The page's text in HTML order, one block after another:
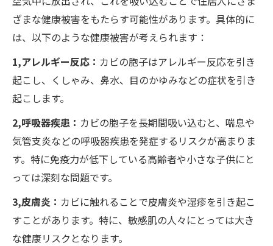
ざまな健康被害をもたらす可能性があります。具体的に
は、以下のような健康被害が考えられます：
1,アレルギー反応： カビの胞子はアレルギー反応を引き
起こし、くしゃみ、鼻水、目のかゆみなどの症状を引き
起こします。
2,呼吸器疾患： カビの胞子を長期間吸い込むと、喘息や
気管支炎などの呼吸器疾患を発症するリスクが高まりま
す。特に免疫力が低下している高齢者や小さな子供にと
っては深刻な問題です。
3,皮膚炎： カビに触れることで皮膚炎や湿疹を引き起こ
すことがあります。特に、敏感肌の人々にとっては大き
な健康リスクとなります。